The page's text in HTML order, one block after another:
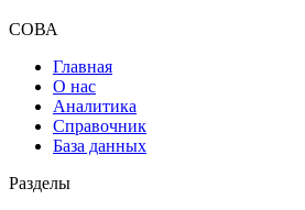
СОВА
Главная
О нас
Аналитика
Справочник
База данных
Разделы